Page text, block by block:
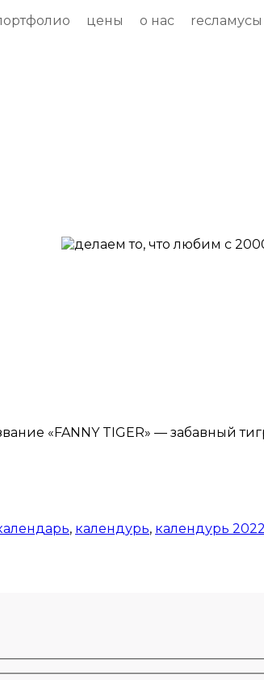
цены о нас recламусы
«FANNY TIGER» — забавный
, календурь, календурь 2022